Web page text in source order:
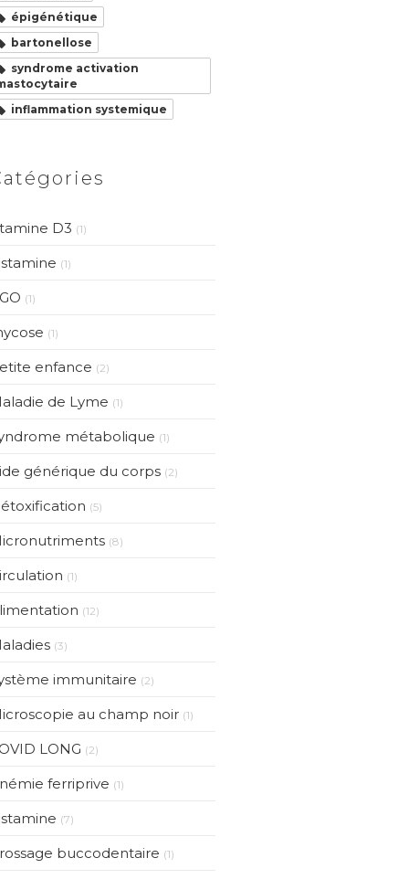
épigénétique
bartonellose
syndrome activation
inflammation systemique
D3 (1)
(1)
(1)
(1)
enfance (2)
de Lyme (1)
métabolique (1)
générique du corps (2)
(5)
(8)
(1)
(12)
(3)
immunitaire (2)
au champ noir (1)
LONG (2)
ferriprive (1)
(7)
buccodentaire (1)